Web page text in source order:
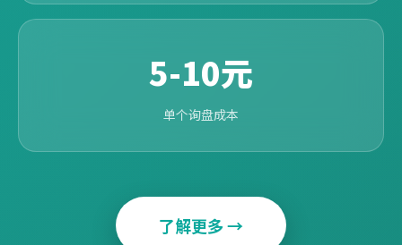
5-10元
单个询盘成本
了解更多 →